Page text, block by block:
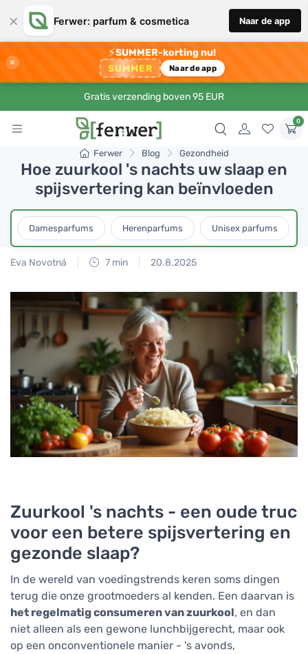
× Ferwer: parfum & cosmetica Naar de app
×
⚡SUMMER-korting nu!
SUMMER Naar de app
Gratis verzending boven 95 EUR
0
Ferwer Blog Gezondheid
Hoe zuurkool 's nachts uw slaap en
spijsvertering kan beïnvloeden
Damesparfums Herenparfums Unisex parfums
Eva Novotná 7 min 20.8.2025
Zuurkool 's nachts - een oude truc
voor een betere spijsvertering en
gezonde slaap?
In de wereld van voedingstrends keren soms dingen
terug die onze grootmoeders al kenden. Een daarvan is
het regelmatig consumeren van zuurkool, en dan
niet alleen als een gewone lunchbijgerecht, maar ook
op een onconventionele manier - 's avonds,